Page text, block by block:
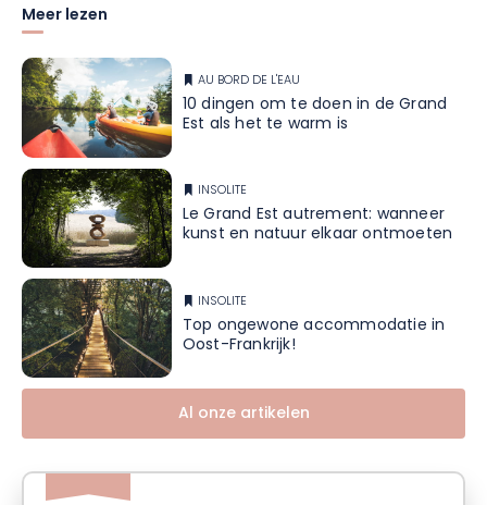
Meer lezen
AU BORD DE L'EAU
10 dingen om te doen in de Grand
Est als het te warm is
INSOLITE
Le Grand Est autrement: wanneer
kunst en natuur elkaar ontmoeten
INSOLITE
Top ongewone accommodatie in
Oost-Frankrijk!
Al onze artikelen